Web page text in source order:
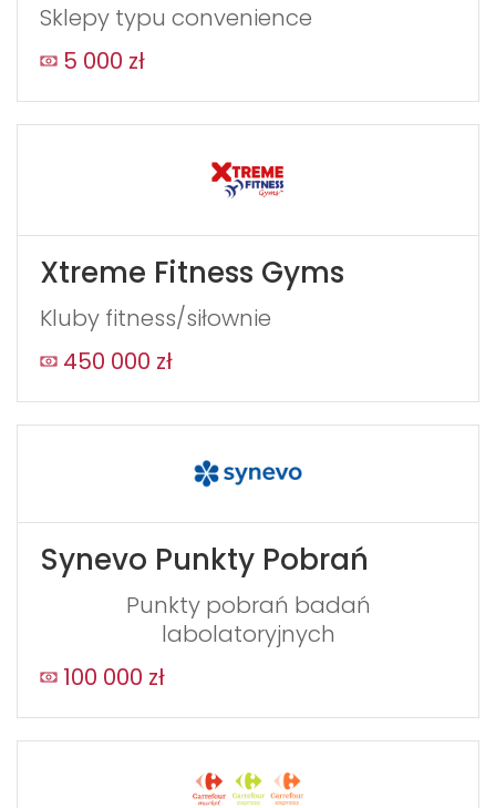
Sklepy typu convenience
5 000 zł
Xtreme Fitness Gyms
Kluby fitness/siłownie
450 000 zł
Synevo Punkty Pobrań
Punkty pobrań badań
labolatoryjnych
100 000 zł